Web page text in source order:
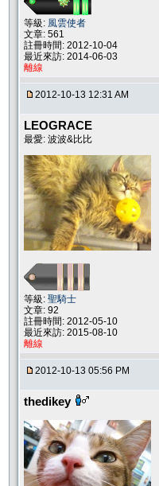
等級: 風雲使者
文章: 561
註冊時間: 2012-10-04
最近來訪: 2014-06-03
離線
2012-10-13 12:31 AM
LEOGRACE
最愛: 波波&比比
等級: 聖騎士
文章: 92
註冊時間: 2012-05-10
最近來訪: 2015-08-10
離線
2012-10-13 05:56 PM
thedikey